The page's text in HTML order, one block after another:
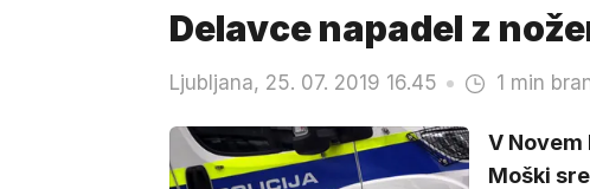
Delavce napadel z
Ljubljana, 25. 07. 2019 16.45 1 min
V
Moški